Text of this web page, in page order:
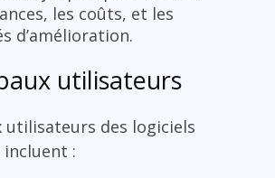
les coûts, et les
d’amélioration.
utilisateurs
utilisateurs des logiciels
: